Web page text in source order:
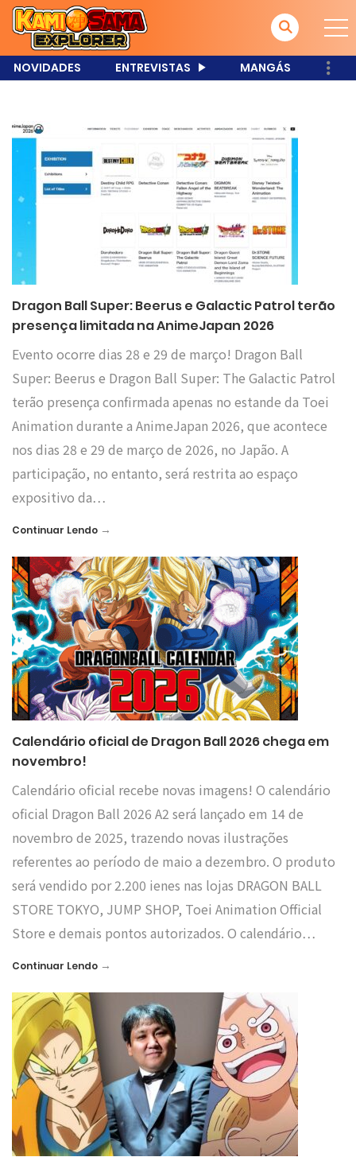
NOVIDADES ENTREVISTAS MANGÁS
Dragon Ball Super: Beerus e Galactic Patrol terão
presença limitada na AnimeJapan 2026
Evento ocorre dias 28 e 29 de março! Dragon Ball
Super: Beerus e Dragon Ball Super: The Galactic Patrol
terão presença confirmada apenas no estande da Toei
Animation durante a AnimeJapan 2026, que acontece
nos dias 28 e 29 de março de 2026, no Japão. A
participação, no entanto, será restrita ao espaço
expositivo da…
Continuar Lendo →
Calendário oficial de Dragon Ball 2026 chega em
novembro!
Calendário oficial recebe novas imagens! O calendário
oficial Dragon Ball 2026 A2 será lançado em 14 de
novembro de 2025, trazendo novas ilustrações
referentes ao período de maio a dezembro. O produto
será vendido por 2.200 ienes nas lojas DRAGON BALL
STORE TOKYO, JUMP SHOP, Toei Animation Official
Store e demais pontos autorizados. O calendário…
Continuar Lendo →